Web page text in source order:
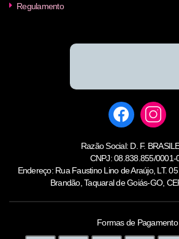
Razão Social: D. F.
CNPJ: 08.838.855/0001-
Endereço: Rua Faustino Lino de Araújo, LT.
Brandão, Taquaral de Goiás-GO,
Regulamento
Formas de Pagamento